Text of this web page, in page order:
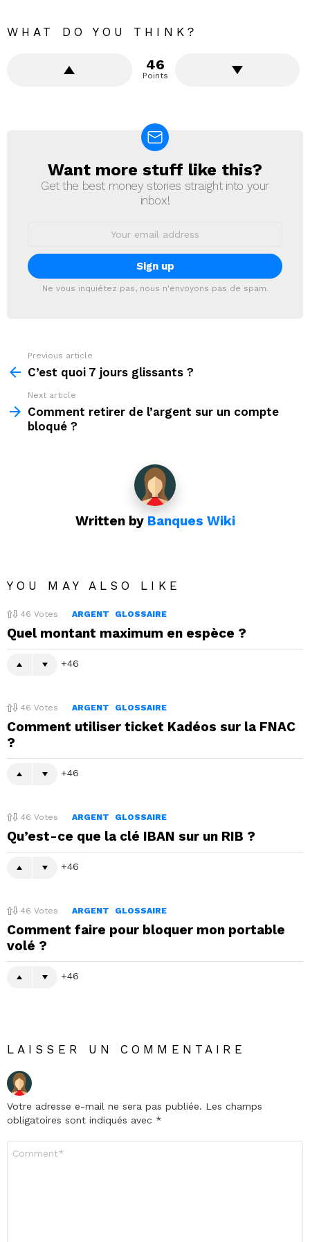
WHAT DO YOU THINK?
46
Points
NEWSLETTER
Want more stuff like this?
Get the best money stories straight into your
inbox!
Ne vous inquiétez pas, nous n'envoyons pas de spam.
more
Previous article
C’est quoi 7 jours glissants ?
Next article
Comment retirer de l’argent sur un compte
bloqué ?
Written by Banques Wiki
YOU MAY ALSO LIKE
46 Votes ARGENT GLOSSAIRE
Quel montant maximum en espèce ?
46
46 Votes ARGENT GLOSSAIRE
Comment utiliser ticket Kadéos sur la FNAC
?
46
46 Votes ARGENT GLOSSAIRE
Qu’est-ce que la clé IBAN sur un RIB ?
46
46 Votes ARGENT GLOSSAIRE
Comment faire pour bloquer mon portable
volé ?
46
LAISSER UN COMMENTAIRE
Votre adresse e-mail ne sera pas publiée. Les champs
obligatoires sont indiqués avec *